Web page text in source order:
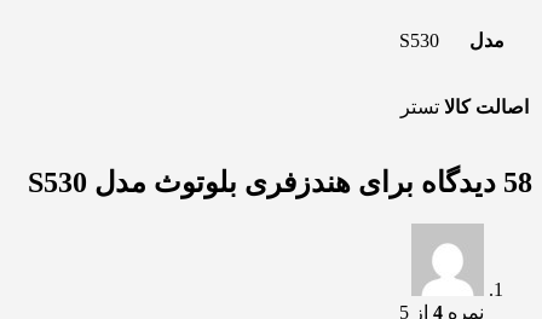
مدل S530
اصالت کالا تستر
58 دیدگاه برای هندزفری بلوتوث مدل S530
نمره 4 از 5